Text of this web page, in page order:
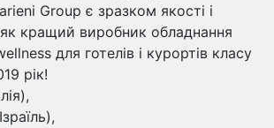
Group є зразком якості і
кращий виробник обладнання
для готелів і курортів класу
рік!